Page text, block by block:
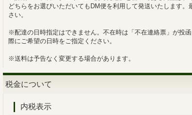
どちらをお選びいただいてもDM便を利用して発送いたします
さい。
※配達の日時指定はできません。不在時は「不在連絡票」が投
際にご希望の日時をご指定ください。
※送料は予告なく変更する場合があります。
税金について
内税表示